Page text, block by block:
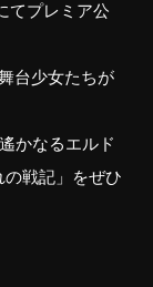
てプレミア公
台少女たちが
かなるエルド
戦記」をぜひ